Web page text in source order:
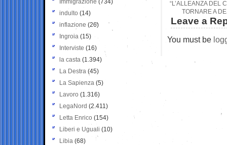
“L’ALLEANZA DEL
TORNARE A
Leave a
You must be
Immigrazione (734)
indulto (14)
inflazione (26)
Ingroia (15)
Interviste (16)
la casta (1.394)
La Destra (45)
La Sapienza (5)
Lavoro (1.316)
LegaNord (2.411)
Letta Enrico (154)
Liberi e Uguali (10)
Libia (68)